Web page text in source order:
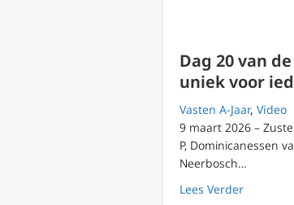
Dag 20 van
uniek voor
Vasten A-Jaar, Video
9 maart 2026 –
P, Dominicanessen
Neerbosch…
Lees Verderabout